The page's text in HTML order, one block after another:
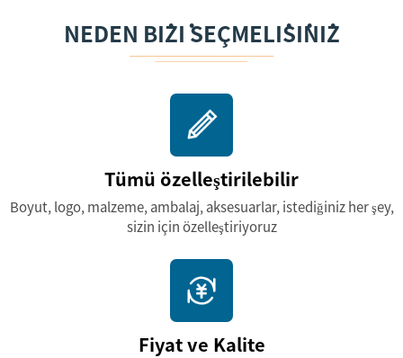
NEDEN BIZI SEÇMELISINIZ
Tümü özelleştirilebilir
Boyut, logo, malzeme, ambalaj, aksesuarlar, istediğiniz her şey,
sizin için özelleştiriyoruz
Fiyat ve Kalite